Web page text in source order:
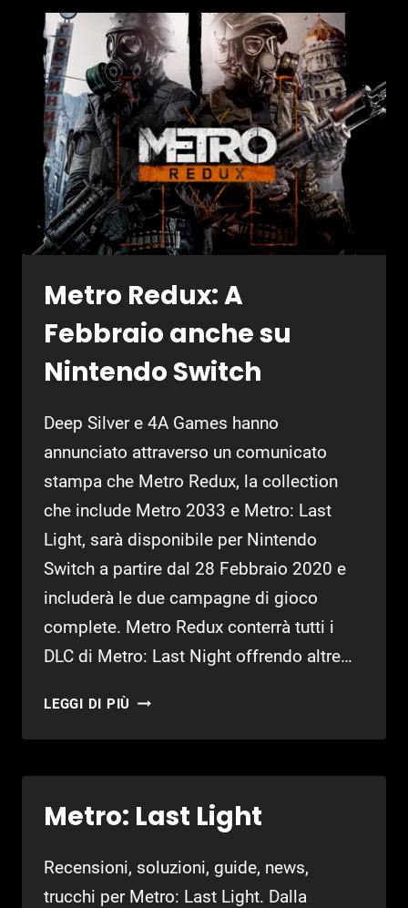
STEAM
Metro Redux: A
Febbraio anche su
Nintendo Switch
Deep Silver e 4A Games hanno
annunciato attraverso un comunicato
stampa che Metro Redux, la collection
che include Metro 2033 e Metro: Last
Light, sarà disponibile per Nintendo
Switch a partire dal 28 Febbraio 2020 e
includerà le due campagne di gioco
complete. Metro Redux conterrà tutti i
DLC di Metro: Last Night offrendo altre…
LEGGI DI PIÙ METRO
SU
SWITCH
Metro: Last Light
Recensioni, soluzioni, guide, news,
trucchi per Metro: Last Light. Dalla